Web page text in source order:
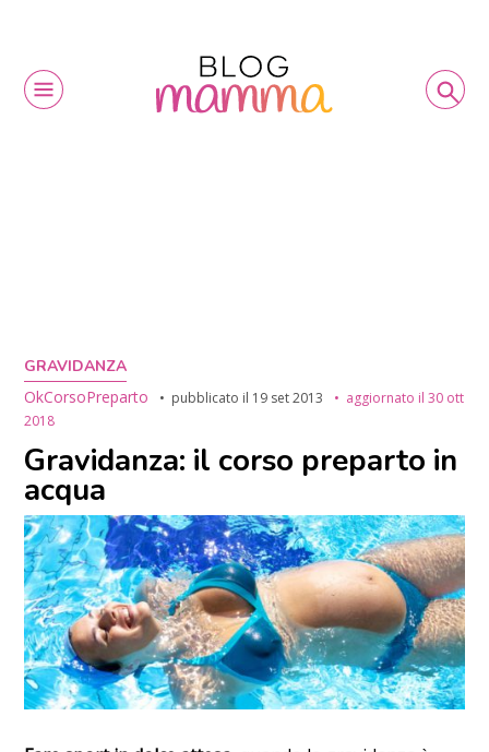
GRAVIDANZA
OkCorsoPreparto
pubblicato il 19 set 2013 aggiornato il30 ott
2018
Gravidanza: il corso preparto in
acqua